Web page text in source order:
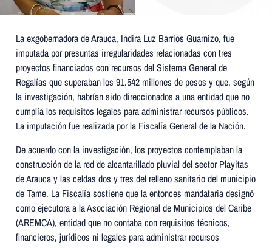
La exgobernadora de Arauca, Indira Luz Barrios Guarnizo, fue
imputada por presuntas irregularidades relacionadas con tres
proyectos financiados con recursos del Sistema General de
Regalías que superaban los 91.542 millones de pesos y que, según
la investigación, habrían sido direccionados a una entidad que no
cumplía los requisitos legales para administrar recursos públicos.
La imputación fue realizada por la Fiscalía General de la Nación.
De acuerdo con la investigación, los proyectos contemplaban la
construcción de la red de alcantarillado pluvial del sector Playitas
de Arauca y las celdas dos y tres del relleno sanitario del municipio
de Tame. La Fiscalía sostiene que la entonces mandataria designó
como ejecutora a la Asociación Regional de Municipios del Caribe
(AREMCA), entidad que no contaba con requisitos técnicos,
financieros, jurídicos ni legales para administrar recursos